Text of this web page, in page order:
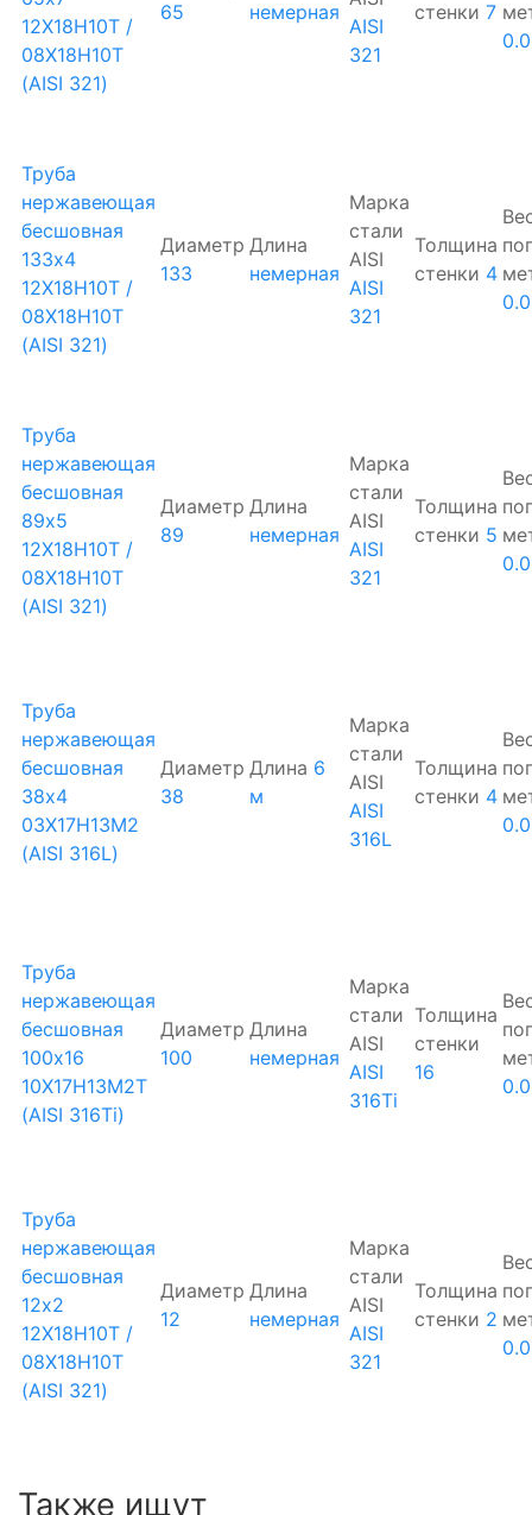
12Х18Н10Т /
08Х18Н10Т
(AISI 321)
65
немерная
AISI
321
стенки 7
Труба
нержавеющая
бесшовная
133х4
12Х18Н10Т /
08Х18Н10Т
(AISI 321)
Диаметр
133
Длина
немерная
Марка
стали
AISI
AISI
321
Толщина
стенки 4
Труба
нержавеющая
бесшовная
89х5
12Х18Н10Т /
08Х18Н10Т
(AISI 321)
Диаметр
89
Длина
немерная
Марка
стали
AISI
AISI
321
Толщина
стенки 5
Труба
нержавеющая
бесшовная
38х4
03Х17Н13М2
(AISI 316L)
Диаметр
38
Длина 6
м
Марка
стали
AISI
AISI
316L
Толщина
стенки 4
Труба
нержавеющая
бесшовная
100х16
10Х17Н13М2Т
(AISI 316Ti)
Диаметр
100
Длина
немерная
Марка
стали
AISI
AISI
316Ti
Толщина
стенки
16
Труба
нержавеющая
бесшовная
12х2
12Х18Н10Т /
08Х18Н10Т
(AISI 321)
Диаметр
12
Длина
немерная
Марка
стали
AISI
AISI
321
Толщина
стенки 2
Также ищут